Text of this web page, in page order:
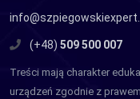
(+48) 509 500 007
Treści mają charakter
urządzeń zgodnie z